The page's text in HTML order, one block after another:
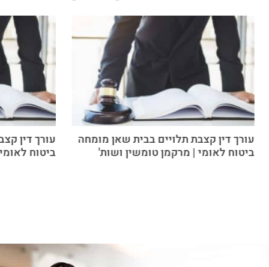
עורך דין קצבת תלויים בבית שאן מומחה
ביטוח לאומי | מרקמן טומשין ושות'
עורך דין
ביטוח